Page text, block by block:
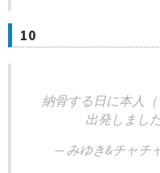
10
納骨する日に本人
出発しまし
— みゆき&チャチ